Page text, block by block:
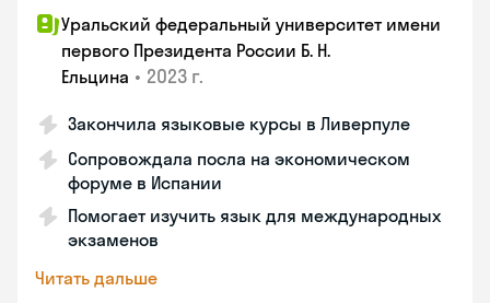
Уральский федеральный университет имени
первого Президента России Б. Н.
Ельцина • 2023 г.
Закончила языковые курсы в Ливерпуле
Сопровождала посла на экономическом
форуме в Испании
Помогает изучить язык для международных
экзаменов
Читать дальше